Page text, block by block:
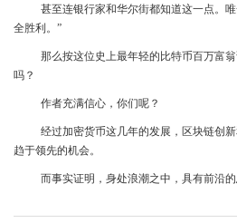
甚至连银行家和华尔街都知道这一点。
全胜利。”
那么按这位史上最年轻的比特币百万富
吗？
作者充满信心，你们呢？
经过加密货币这几年的发展，区块链创
趋于领先的机会。
而事实证明，身处浪潮之中，具有前沿